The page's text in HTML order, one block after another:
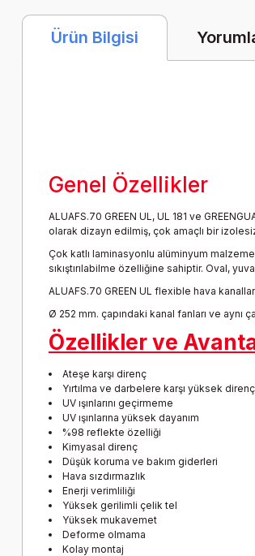
Ürün Bilgisi
Genel Özellikler
ALUAFS.70 GREEN UL, UL 181 ve
olarak dizayn edilmiş, çok amaçlı bir
Çok katlı laminasyonlu alüminyum
sıkıştırılabilme özelliğine sahiptir. Oval,
ALUAFS.70 GREEN UL flexible hava
Ø 252 mm. çapındaki kanal fanları ve aynı
Özellikler ve
Ateşe karşı direnç
Yırtılma ve darbelere karşı yüksek direnç
UV ışınlarını geçirmeme
UV ışınlarına yüksek dayanım
%98 reflekte özelliği
Kimyasal direnç
Düşük koruma ve bakım giderleri
Hava sızdırmazlık
Enerji verimliliği
Yüksek gerilimli çelik tel
Yüksek mukavemet
Deforme olmama
Kolay montaj